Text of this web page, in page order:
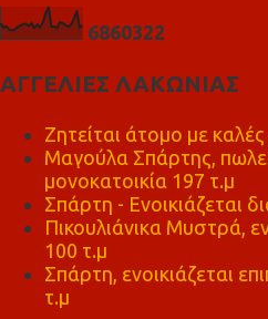
6860322
ΑΓΓΕΛΙΕΣ ΛΑΚΩΝΙΑΣ
Ζητείται άτομο με
Μαγούλα Σπάρτης,
μονοκατοικία 197 τ.μ
Σπάρτη - Ενοικιάζεται
Πικουλιάνικα Μυστρά,
100 τ.μ
Σπάρτη, ενοικιάζεται
τ.μ